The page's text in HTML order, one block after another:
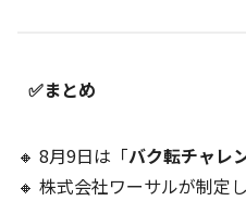
✅まとめ
🔸 8月9日は「バク転チャレ
🔸 株式会社ワーサルが制定